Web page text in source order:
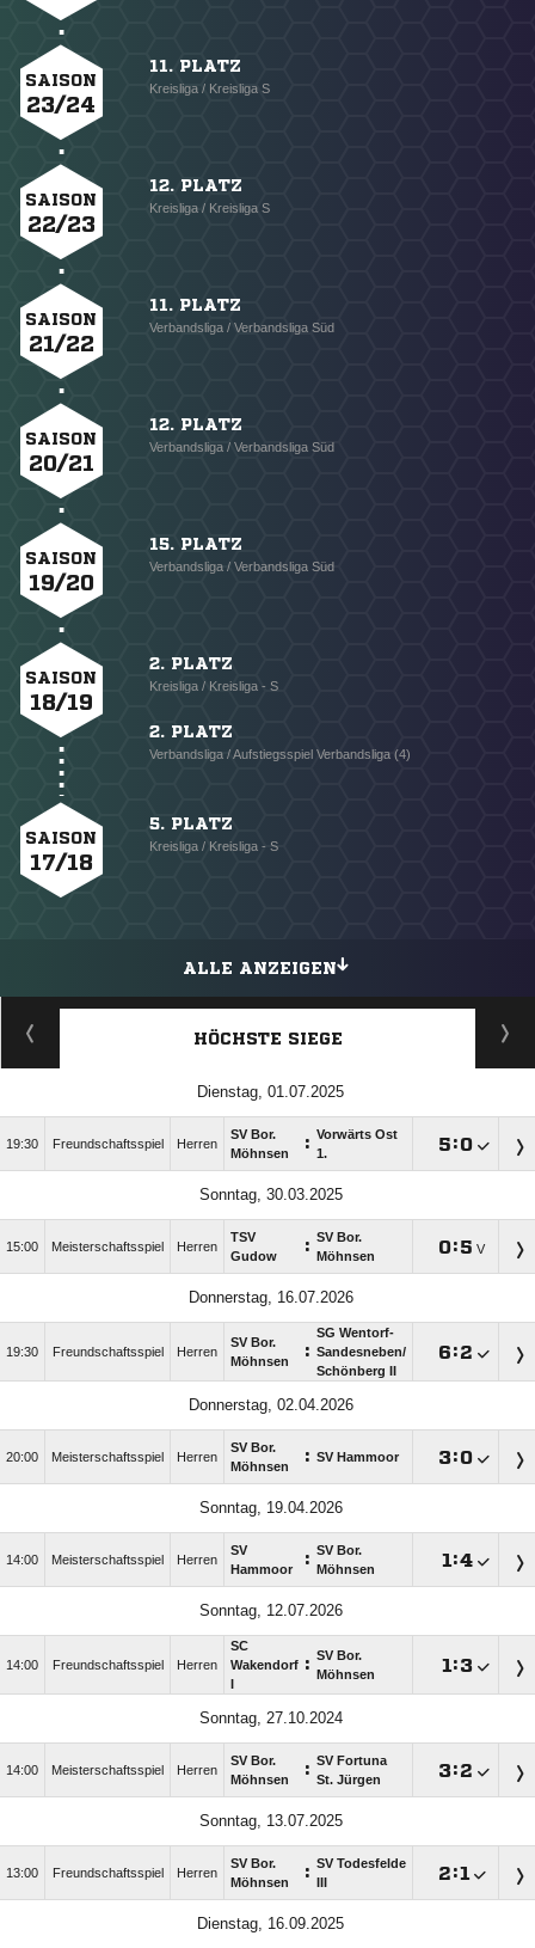
SAISON
23/24
11. PLATZ
Kreisliga / Kreisliga S
SAISON
22/23
12. PLATZ
Kreisliga / Kreisliga S
SAISON
21/22
11. PLATZ
Verbandsliga / Verbandsliga Süd
SAISON
20/21
12. PLATZ
Verbandsliga / Verbandsliga Süd
SAISON
19/20
15. PLATZ
Verbandsliga / Verbandsliga Süd
SAISON
18/19
2. PLATZ
Kreisliga / Kreisliga - S
2. PLATZ
Verbandsliga / Aufstiegsspiel Verbandsliga (4)
SAISON
17/18
5. PLATZ
Kreisliga / Kreisliga - S
ALLE ANZEIGEN
HÖCHSTE SIEGE
Dienstag, 01.07.2025
19:30 Freundschaftsspiel Herren
SV Bor.
Möhnsen
: Vorwärts Ost
1.
:
Sonntag, 30.03.2025
15:00 Meisterschaftsspiel Herren
TSV
Gudow
: SV Bor.
Möhnsen
: V
Donnerstag, 16.07.2026
19:30 Freundschaftsspiel Herren
SV Bor.
Möhnsen
:
SG Wentorf-
Sandesneben/​
Schönberg II
:
Donnerstag, 02.04.2026
20:00 Meisterschaftsspiel Herren
SV Bor.
Möhnsen
: SV Hammoor :
Sonntag, 19.04.2026
14:00 Meisterschaftsspiel Herren
SV
Hammoor
: SV Bor.
Möhnsen
:
Sonntag, 12.07.2026
14:00 Freundschaftsspiel Herren
SC
Wakendorf : SV Bor.
Möhnsen
:
Sonntag, 27.10.2024
14:00 Meisterschaftsspiel Herren
SV Bor.
Möhnsen
: SV Fortuna
St. Jürgen
:
Sonntag, 13.07.2025
13:00 Freundschaftsspiel Herren
SV Bor.
Möhnsen
: SV Todesfelde
:
Dienstag, 16.09.2025